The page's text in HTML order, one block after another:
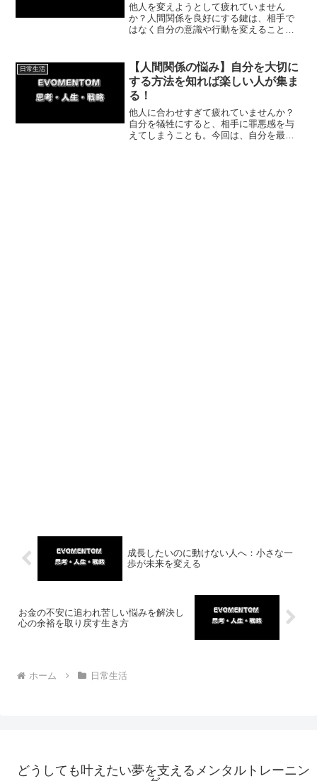
他人を変えようとして疲れていません
か？人間関係を良好にする鍵は、相手で
はなく自分の意識や行動を変えることで
を紹介します。人間関係の悩みから解放
されましょう。
日常生活
【人間関係の悩み】自分を大切に
する方法を知れば楽しい人が集ま
る！
他人に合わせすぎて疲れていませんか？
自分を犠牲にすると、相手に罪悪感を与
えてしまうことも。今回は、自分を最優
成長したいのに動けない人へ：小さな一
歩が未来を変える
お金の不安に追われ苦しい悩みを解決し
心の余裕を取り戻す生き方
ホーム 日常生活
どうしても叶えたい夢を支えるメンタルトレーニン